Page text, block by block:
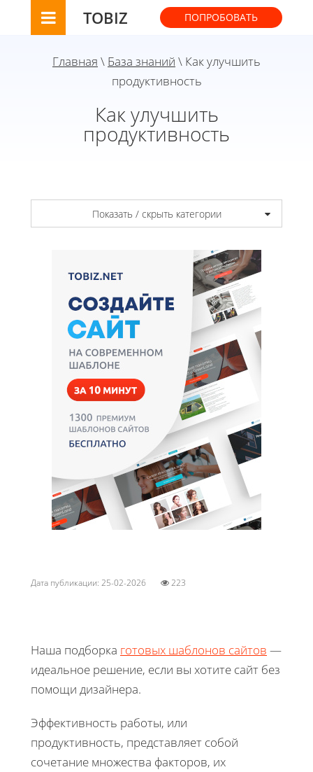
TOBIZ ПОПРОБОВАТЬ
Главная \ База знаний \ Как улучшить
продуктивность
Как улучшить
продуктивность
Показать / скрыть категории
Дата публикации: 25-02-2026 223
Наша подборка готовых шаблонов сайтов —
идеальное решение, если вы хотите сайт без
помощи дизайнера.
Эффективность работы, или
продуктивность, представляет собой
сочетание множества факторов, их